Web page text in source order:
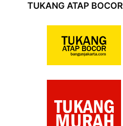
TUKANG ATAP BOCOR